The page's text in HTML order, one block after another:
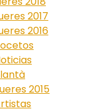
2017
2016
2015